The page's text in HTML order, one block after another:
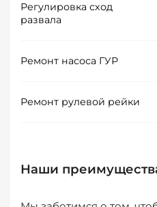
Регулировка сход
развала
Ремонт насоса ГУР
Ремонт рулевой рейки
Наши